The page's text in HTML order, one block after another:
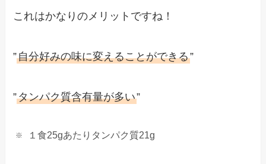
これはかなりのメリットですね！
”自分好みの味に変えることができる”
”タンパク質含有量が多い”
１食25gあたりタンパク質21g